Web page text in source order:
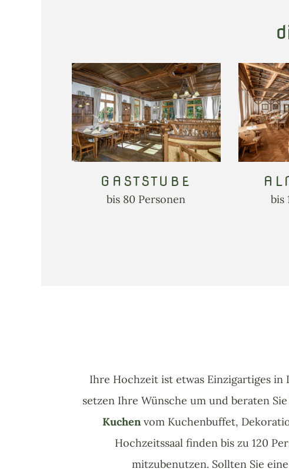
GASTSTUBE
bis 80 Personen bis
Ihre Hochzeit ist etwas Einzigartiges in
setzen Ihre Wünsche um und beraten
Kuchenvom Kuchenbuffet,
Hochzeitssaal finden bis zu 120
mitzubenutzen. Sollten Sie eine